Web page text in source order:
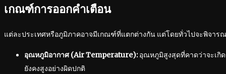
เกณฑ์การออกคำเตือน
แต่ละประเทศหรือภูมิภาคอาจมีเกณฑ์ที่แตกต่างกัน แต่โดยทั่วไปจะพิจาร
อุณหภูมิอากาศ (Air Temperature):อุณหภูมิสูงสุดที่คาดว่าจะเกิ
ยังคงสูงอย่างผิดปกติ